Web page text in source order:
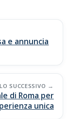
e annuncia
SUCCESSIVO
di Roma per
unica